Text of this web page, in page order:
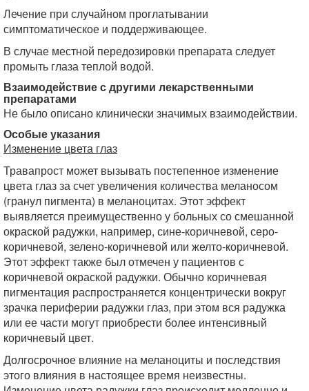
Лечение при случайном проглатывании
симптоматическое и поддерживающее.
В случае местной передозировки препарата следует
промыть глаза теплой водой.
Взаимодействие с другими лекарственными
препаратами
Не было описано клинически значимых взаимодействии.
Особые указания
Изменение цвета глаз
Травапрост может вызывать постепенное изменение
цвета глаз за счет увеличения количества меланосом
(гранул пигмента) в меланоцитах. Этот эффект
выявляется преимущественно у больных со смешанной
окраской радужки, например, сине-коричневой, серо-
коричневой, зелено-коричневой или желто-коричневой.
Этот эффект также был отмечен у пациентов с
коричневой окраской радужки. Обычно коричневая
пигментация распространяется концентрически вокруг
зрачка периферии радужки глаз, при этом вся радужка
или ее части могут приобрести более интенсивный
коричневый цвет.
Долгосрочное влияние на меланоциты и последствия
этого влияния в настоящее время неизвестны.